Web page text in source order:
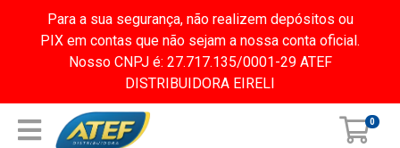
Para a sua segurança, não realizem depósitos ou
PIX em contas que não sejam a nossa conta oficial.
Nosso CNPJ é: 27.717.135/0001-29 ATEF
DISTRIBUIDORA EIRELI
0